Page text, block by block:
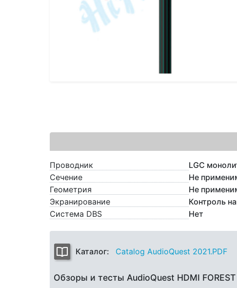
Проводник
LGC
Сечение
Не
Геометрия
Не
Экранирование
Контроль
Система DBS
Нет
Каталог: Catalog AudioQuest 2021.PDF
Обзоры и тесты AudioQuest HDMI FOREST